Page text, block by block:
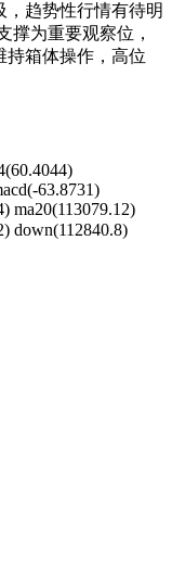
，趋势性行情有待明
撑为重要观察位，
持箱体操作，高位
63.8731)
ma20(113079.12)
down(112840.8)